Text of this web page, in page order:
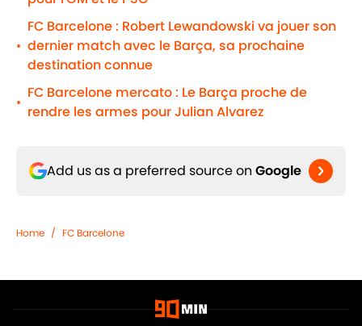
•
FC Barcelone : Robert Lewandowski va jouer son
dernier match avec le Barça, sa prochaine
destination connue
•
FC Barcelone mercato : Le Barça proche de
rendre les armes pour Julian Alvarez
Add us as a preferred source on Google
Home / FC Barcelone